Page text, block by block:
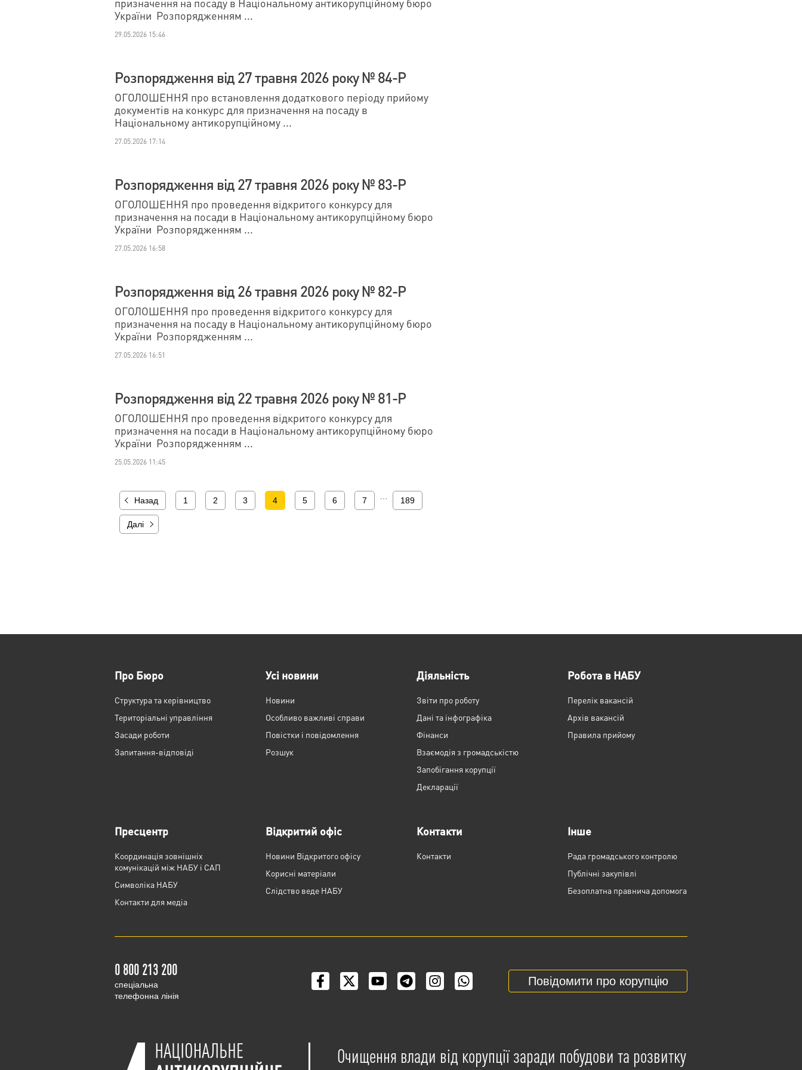
України Розпорядженням ...
29.05.2026 15:46
Розпорядження від 27 травня 2026 року № 84-Р
ОГОЛОШЕННЯ про встановлення додаткового періоду прийому
документів на конкурс для призначення на посаду в
Національному антикорупційному ...
27.05.2026 17:14
Розпорядження від 27 травня 2026 року № 83-Р
ОГОЛОШЕННЯ про проведення відкритого конкурсу для
призначення на посади в Національному антикорупційному бюро
України Розпорядженням ...
27.05.2026 16:58
Розпорядження від 26 травня 2026 року № 82-Р
ОГОЛОШЕННЯ про проведення відкритого конкурсу для
призначення на посаду в Національному антикорупційному бюро
України Розпорядженням ...
27.05.2026 16:51
Розпорядження від 22 травня 2026 року № 81-Р
ОГОЛОШЕННЯ про проведення відкритого конкурсу для
призначення на посади в Національному антикорупційному бюро
України Розпорядженням ...
25.05.2026 11:45
Назад 1 2 3 4 5 6 7 189
Далі
Про Бюро
Структура та керівництво
Територіальні управління
Засади роботи
Запитання-відповіді
Усі новини
Новини
Особливо важливі справи
Повістки і повідомлення
Розшук
Діяльність
Звіти про роботу
Дані та інфографіка
Фінанси
Взаємодія з громадськістю
Запобігання корупції
Декларації
Робота в НАБУ
Перелік вакансій
Архів вакансій
Правила прийому
Пресцентр
Координація зовнішніх
комунікацій між НАБУ і САП
Cимволіка НАБУ
Контакти для медіа
Відкритий офіс
Новини Відкритого офісу
Корисні матеріали
Слідство веде НАБУ
Контакти
Контакти
Інше
Рада громадського контролю
Публічні закупівлі
Безоплатна правнича допомога
0 800 213 200
cпеціальна
телефонна лінія
Повідомити про корупцію
Очищення влади від корупції заради побудови та розвитку